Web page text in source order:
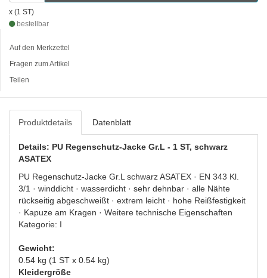
x (1 ST)
bestellbar
Auf den Merkzettel
Fragen zum Artikel
Teilen
Produktdetails Datenblatt
Details: PU Regenschutz-Jacke Gr.L - 1 ST, schwarz
ASATEX
PU Regenschutz-Jacke Gr.L schwarz ASATEX · EN 343 Kl.
3/1 · winddicht · wasserdicht · sehr dehnbar · alle Nähte
rückseitig abgeschweißt · extrem leicht · hohe Reißfestigkeit
· Kapuze am Kragen · Weitere technische Eigenschaften
Kategorie: I
Gewicht:
0.54 kg (1 ST x 0.54 kg)
Kleidergröße